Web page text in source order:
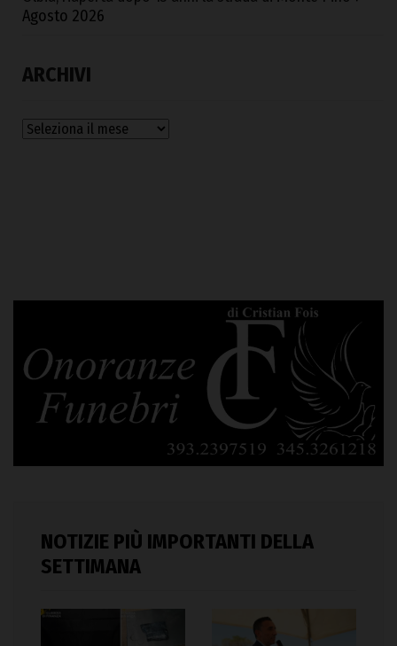
Agosto 2026
ARCHIVI
Archivi
NOTIZIE PIÙ IMPORTANTI DELLA
SETTIMANA